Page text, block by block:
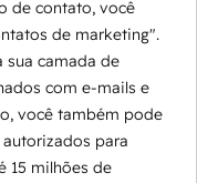
de contato, você
de marketing".
sua camada de
com e-mails e
você também pode
para
15 milhões de